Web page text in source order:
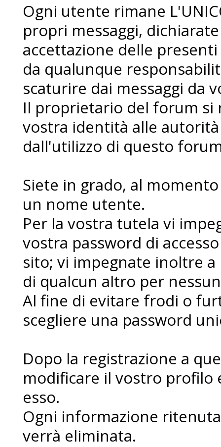
Ogni utente rimane
propri messaggi,
accettazione delle
da qualunque
scaturire dai messaggi da
Il proprietario del forum
vostra identità alle
dall'utilizzo di questo
Siete in grado, al
un nome utente.
Per la vostra tutela vi
vostra password di
sito; vi impegnate inoltre
di qualcun altro per
Al fine di evitare frodi o
scegliere una password
Dopo la registrazione a
modificare il vostro
esso.
Ogni informazione
verrà eliminata.